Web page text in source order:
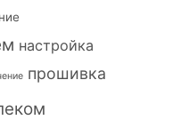
настройка
прошивка